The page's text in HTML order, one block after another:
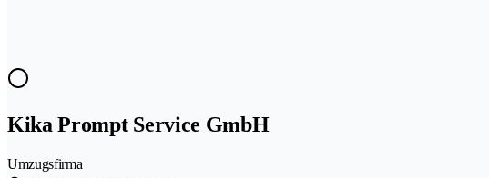
Kika Prompt Service GmbH
Umzugsfirma